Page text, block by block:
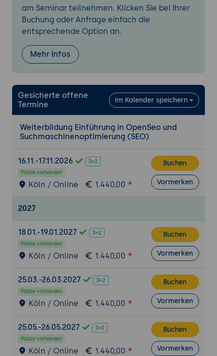
Strategien zur Steigerung der lokalen
Sichtbarkeit
SEO für E-Commerce und Online-Shops
Besonderheiten der SEO für E-Commerce-
Websites
Kategorien
Umgang mit Duplicate Content und
technischen Herausforderungen
SEO-Analytics und Performance-Messung
Einrichtung und Nutzung von Google
Key Performance Indicators (KPIs) für SEO
Dateninterpretation und kontinuierliche
Zukunftstrends und Best Practices in SEO
Suchmaschinenoptimierung
Best Practices für nachhaltige SEO-
Strategien
Diskussion und Q&A
am Seminar teilnehmen. Klicken Sie bei Ihrer
Buchung oder Anfrage einfach die
entsprechende Option an.
Mehr Infos
Gesicherte offene
Termine
Im Kalender speichern
Weiterbildung Einführung in OpenSeo und
Suchmaschinenoptimierung (SEO)
16.11.-17.11.2026
Plätze vorhanden
Köln / Online 1.440,00
Buchen
Vormerken
2027
18.01.-19.01.2027
Plätze vorhanden
Köln / Online 1.440,00
Buchen
Vormerken
25.03.-26.03.2027
Plätze vorhanden
Köln / Online 1.440,00
Buchen
Vormerken
25.05.-26.05.2027
Plätze vorhanden
Köln / Online 1.440,00
Buchen
Vormerken